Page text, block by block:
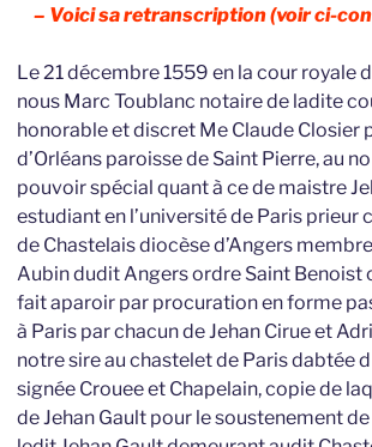
– Voici sa retranscription (voir ci-
Le 21 décembre 1559 en la cour royale
nous Marc Toublanc notaire de ladite
honorable et discret Me Claude Closier
d’Orléans paroisse de Saint Pierre, au
pouvoir spécial quant à ce de maistre
estudiant en l’université de Paris
de Chastelais diocèse d’Angers
Aubin dudit Angers ordre Saint Benoist
fait aparoir par procuration en forme
à Paris par chacun de Jehan Cirue et
notre sire au chastelet de Paris dabtée
signée Crouee et Chapelain, copie de
de Jehan Gault pour le soustenement